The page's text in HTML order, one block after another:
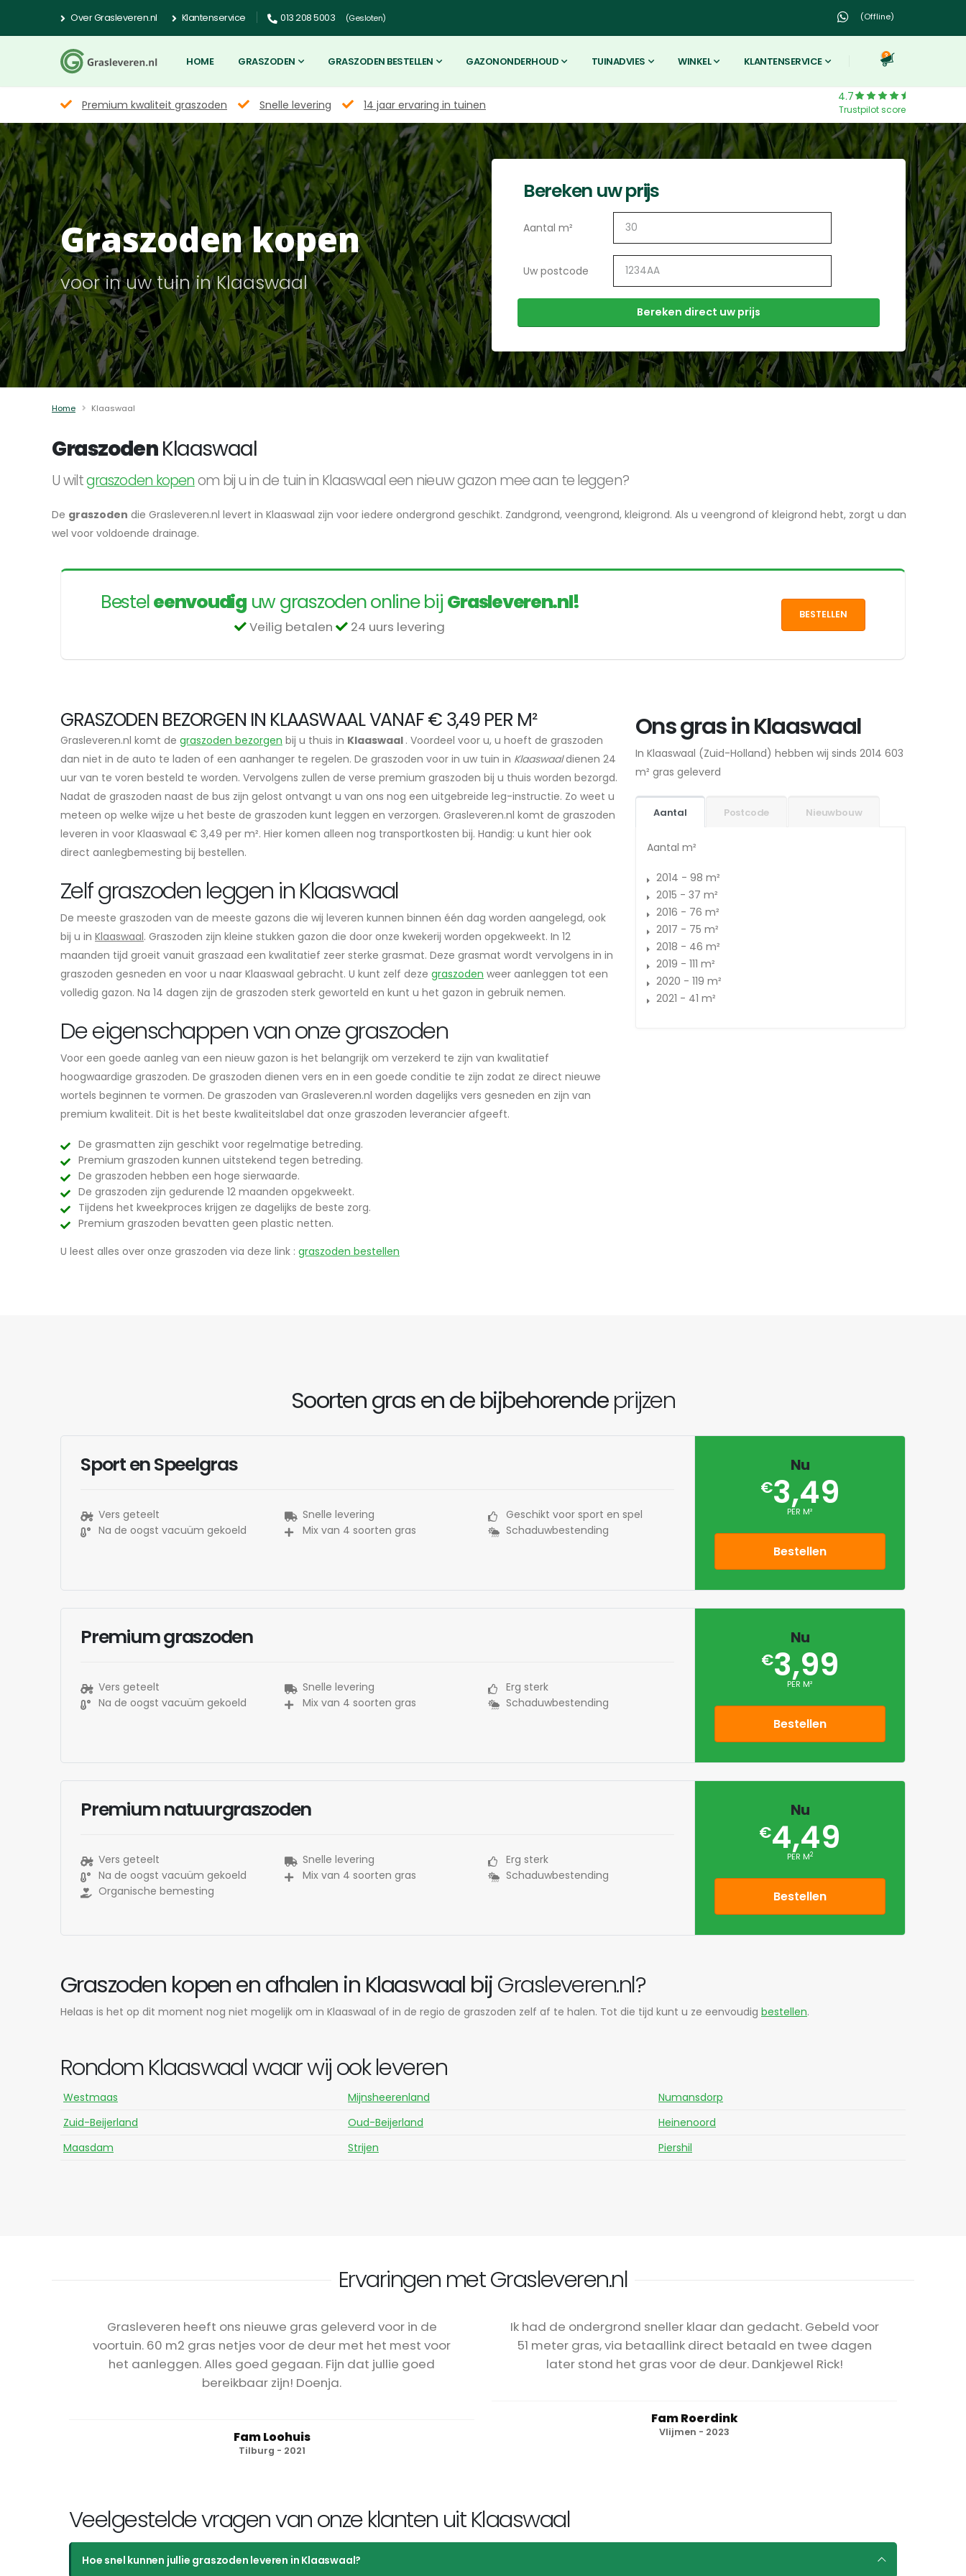
Over Grasleveren.nl Klantenservice 013 208 5003 (Gesloten) (Offline)
HOME GRASZODEN GRASZODEN BESTELLEN GAZONONDERHOUD TUINADVIES WINKEL KLANTENSERVICE 3
Premium kwaliteit graszoden Snelle levering 14 jaar ervaring in tuinen
4.7
Trustpilot score
Graszoden kopen
voor in uw tuin in Klaaswaal
Bereken uw prijs
Aantal m²
Uw postcode
Home Klaaswaal
GraszodenKlaaswaal
U wiltgraszoden kopenom bij u in de tuin in Klaaswaal een nieuw gazon mee aan te leggen?
De graszoden die Grasleveren.nl levert in Klaaswaal zijn voor iedere ondergrond geschikt. Zandgrond, veengrond, kleigrond. Als u veengrond of kleigrond hebt, zorgt u dan
wel voor voldoende drainage.
Besteleenvoudiguw graszoden online bij Grasleveren.nl!
Veilig betalen 24 uurs levering
BESTELLEN
GRASZODEN BEZORGEN IN KLAASWAAL VANAF € 3,49 PER M²
Grasleveren.nl komt de graszoden bezorgen bij u thuis in Klaaswaal . Voordeel voor u, u hoeft de graszoden
dan niet in de auto te laden of een aanhanger te regelen. De graszoden voor in uw tuin in Klaaswaaldienen 24
uur van te voren besteld te worden. Vervolgens zullen de verse premium graszoden bij u thuis worden bezorgd.
Nadat de graszoden naast de bus zijn gelost ontvangt u van ons nog een uitgebreide leg-instructie. Zo weet u
meteen op welke wijze u het beste de graszoden kunt leggen en verzorgen. Grasleveren.nl komt de graszoden
leveren in voor Klaaswaal € 3,49 per m². Hier komen alleen nog transportkosten bij. Handig: u kunt hier ook
direct aanlegbemesting bij bestellen.
Zelf graszoden leggen in Klaaswaal
De meeste graszoden van de meeste gazons die wij leveren kunnen binnen één dag worden aangelegd, ook
bij u in Klaaswaal. Graszoden zijn kleine stukken gazon die door onze kwekerij worden opgekweekt. In 12
maanden tijd groeit vanuit graszaad een kwalitatief zeer sterke grasmat. Deze grasmat wordt vervolgens in in
graszoden gesneden en voor u naar Klaaswaal gebracht. U kunt zelf deze graszoden weer aanleggen tot een
volledig gazon. Na 14 dagen zijn de graszoden sterk geworteld en kunt u het gazon in gebruik nemen.
De eigenschappen van onze graszoden
Voor een goede aanleg van een nieuw gazon is het belangrijk om verzekerd te zijn van kwalitatief
hoogwaardige graszoden. De graszoden dienen vers en in een goede conditie te zijn zodat ze direct nieuwe
wortels beginnen te vormen. De graszoden van Grasleveren.nl worden dagelijks vers gesneden en zijn van
premium kwaliteit. Dit is het beste kwaliteitslabel dat onze graszoden leverancier afgeeft.
De grasmatten zijn geschikt voor regelmatige betreding.
Premium graszoden kunnen uitstekend tegen betreding.
De graszoden hebben een hoge sierwaarde.
De graszoden zijn gedurende 12 maanden opgekweekt.
Tijdens het kweekproces krijgen ze dagelijks de beste zorg.
Premium graszoden bevatten geen plastic netten.
U leest alles over onze graszoden via deze link : graszoden bestellen
Ons gras in Klaaswaal
In Klaaswaal (Zuid-Holland) hebben wij sinds 2014 603
m² gras geleverd
Aantal Postcode Nieuwbouw
Aantal m²
2014 - 98 m²
2015 - 37 m²
2016 - 76 m²
2017 - 75 m²
2018 - 46 m²
2019 - 111 m²
2020 - 119 m²
2021 - 41 m²
Soorten gras en de bijbehorendeprijzen
Sport en Speelgras
Vers geteelt
Na de oogst vacuüm gekoeld
Snelle levering
Mix van 4 soorten gras
Geschikt voor sport en spel
Schaduwbestending
Nu
€3,49
PER M²
Bestellen
Premium graszoden
Vers geteelt
Na de oogst vacuüm gekoeld
Snelle levering
Mix van 4 soorten gras
Erg sterk
Schaduwbestending
Nu
€3,99
PER M²
Bestellen
Premium natuurgraszoden
Vers geteelt
Na de oogst vacuüm gekoeld
Organische bemesting
Snelle levering
Mix van 4 soorten gras
Erg sterk
Schaduwbestending
Nu
€4,49
PER M2
Bestellen
Graszoden kopen en afhalen in Klaaswaal bijGrasleveren.nl?
Helaas is het op dit moment nog niet mogelijk om in Klaaswaal of in de regio de graszoden zelf af te halen. Tot die tijd kunt u ze eenvoudig bestellen.
Rondom Klaaswaal waar wij ook leveren
Westmaas Mijnsheerenland
Numansdorp
Zuid-Beijerland
Oud-Beijerland
Heinenoord
Maasdam
Strijen Piershil
Ervaringen met Grasleveren.nl
Grasleveren heeft ons nieuwe gras geleverd voor in de
voortuin. 60 m2 gras netjes voor de deur met het mest voor
het aanleggen. Alles goed gegaan. Fijn dat jullie goed
bereikbaar zijn! Doenja.
Fam Loohuis
Tilburg - 2021
Ik had de ondergrond sneller klaar dan gedacht. Gebeld voor
51 meter gras, via betaallink direct betaald en twee dagen
later stond het gras voor de deur. Dankjewel Rick!
Fam Roerdink
Vlijmen - 2023
Veelgestelde vragen van onze klanten uit Klaaswaal
Hoe snel kunnen jullie graszoden leveren in Klaaswaal?